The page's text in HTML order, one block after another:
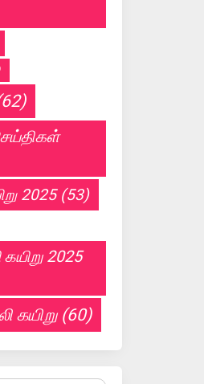
2025(53)
2025
கயிறு(60)